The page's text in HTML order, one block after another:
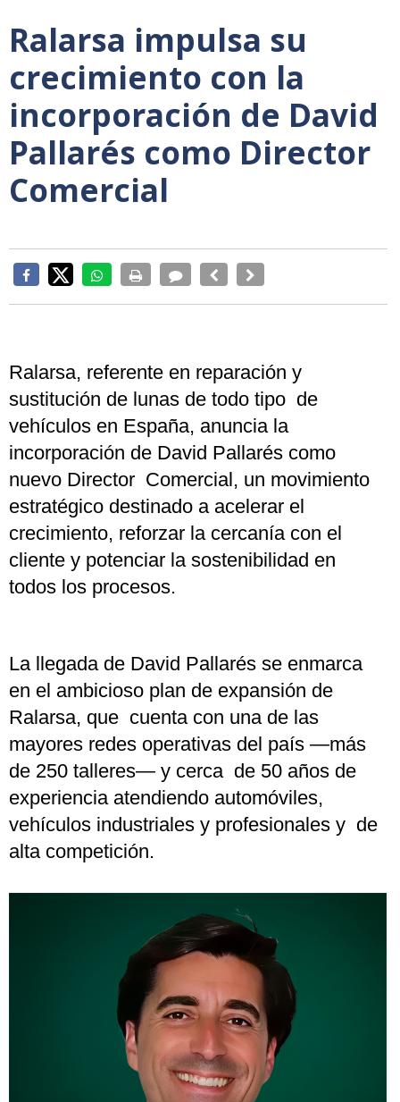
Ralarsa impulsa su
crecimiento con la
incorporación de David
Pallarés como Director
Comercial
Ralarsa, referente en reparación y
sustitución de lunas de todo tipo de
vehículos en España, anuncia la
incorporación de David Pallarés como
nuevo Director Comercial, un movimiento
estratégico destinado a acelerar el
crecimiento, reforzar la cercanía con el
cliente y potenciar la sostenibilidad en
todos los procesos.
La llegada de David Pallarés se enmarca
en el ambicioso plan de expansión de
Ralarsa, que cuenta con una de las
mayores redes operativas del país —más
de 250 talleres— y cerca de 50 años de
experiencia atendiendo automóviles,
vehículos industriales y profesionales y de
alta competición.